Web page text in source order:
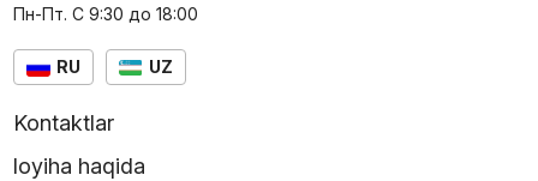
Пн-Пт. С 9:30 до 18:00
RU UZ
Kontaktlar
loyiha haqida